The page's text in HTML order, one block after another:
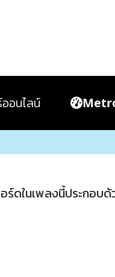
อนไลน์
ร์ดในเพลงนี้ประกอบด้